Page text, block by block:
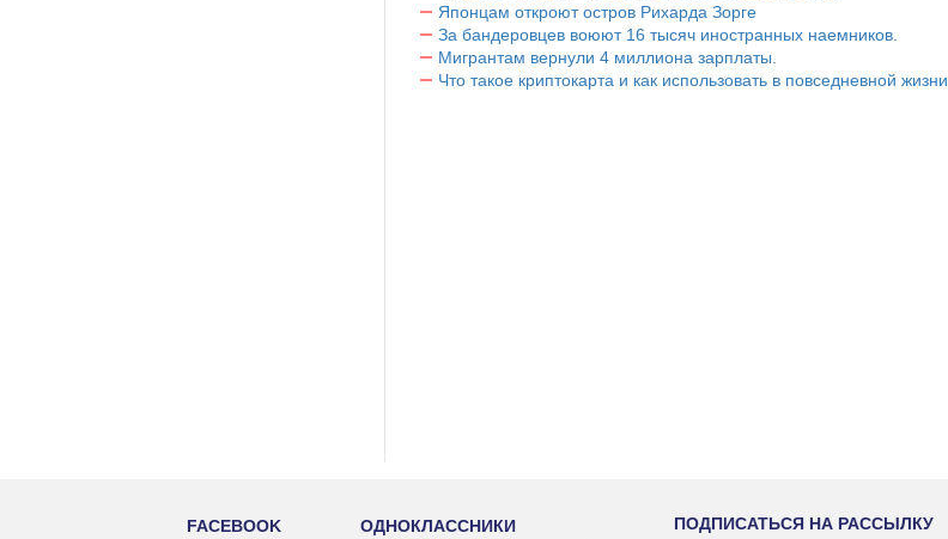
Японцам откроют остров Рихарда Зорге
За бандеровцев воюют 16 тысяч иностранных наемников.
Мигрантам вернули 4 миллиона зарплаты.
Что такое криптокарта и как использовать в повседневной жизни
FACEBOOK ОДНОКЛАССНИКИ ПОДПИСАТЬСЯ НА РАССЫЛКУ